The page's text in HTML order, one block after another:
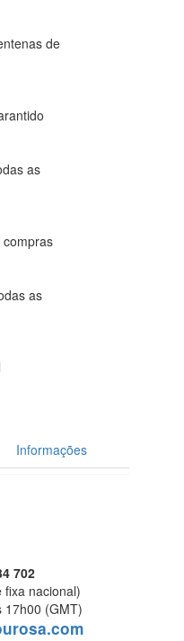
de
as
as
Informações
702
fixa nacional)
17h00 (GMT)